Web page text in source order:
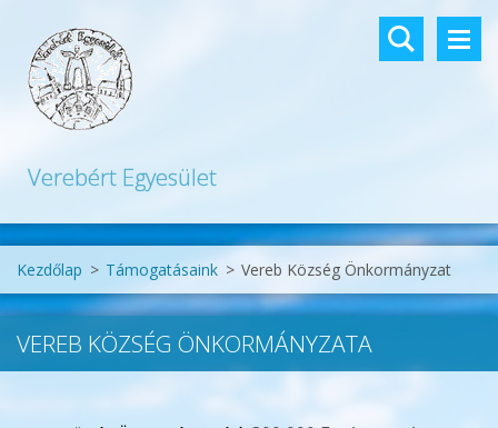
Verebért Egyesület
Kezdőlap > Támogatásaink > Vereb Község Önkormányzat
VEREB KÖZSÉG ÖNKORMÁNYZATA